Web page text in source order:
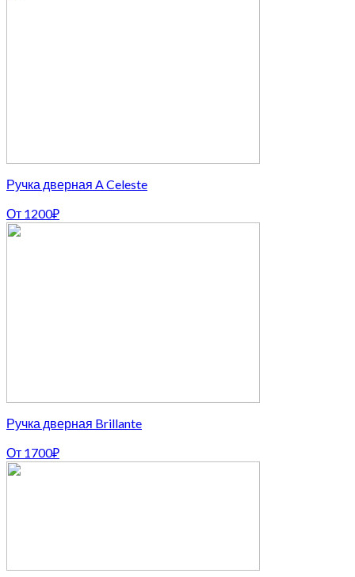
Ручка дверная A Celeste
От 1200₽
Ручка дверная Brillante
От 1700₽